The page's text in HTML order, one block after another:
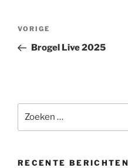
Bericht
Vorig
bericht
VORIGE
Brogel Live 2025
naar:
RECENTE BERICHTEN